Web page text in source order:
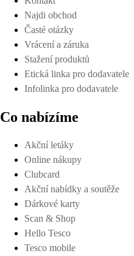
Najdi obchod
Časté otázky
Vrácení a záruka
Stažení produktů
Etická linka pro dodavatele
Infolinka pro dodavatele
Co nabízíme
Akční letáky
Online nákupy
Clubcard
Akční nabídky a soutěže
Dárkové karty
Scan & Shop
Hello Tesco
Tesco mobile